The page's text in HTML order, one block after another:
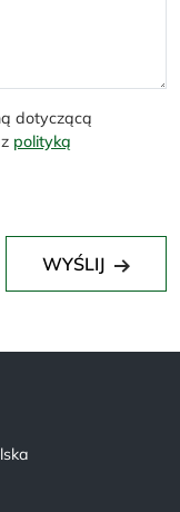
dotyczącą
polityką
WYŚLIJ